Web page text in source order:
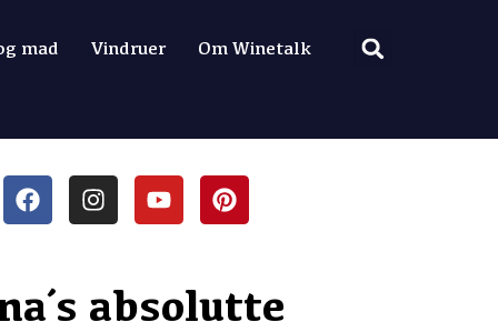
mad Vindruer Om Winetalk
absolutte